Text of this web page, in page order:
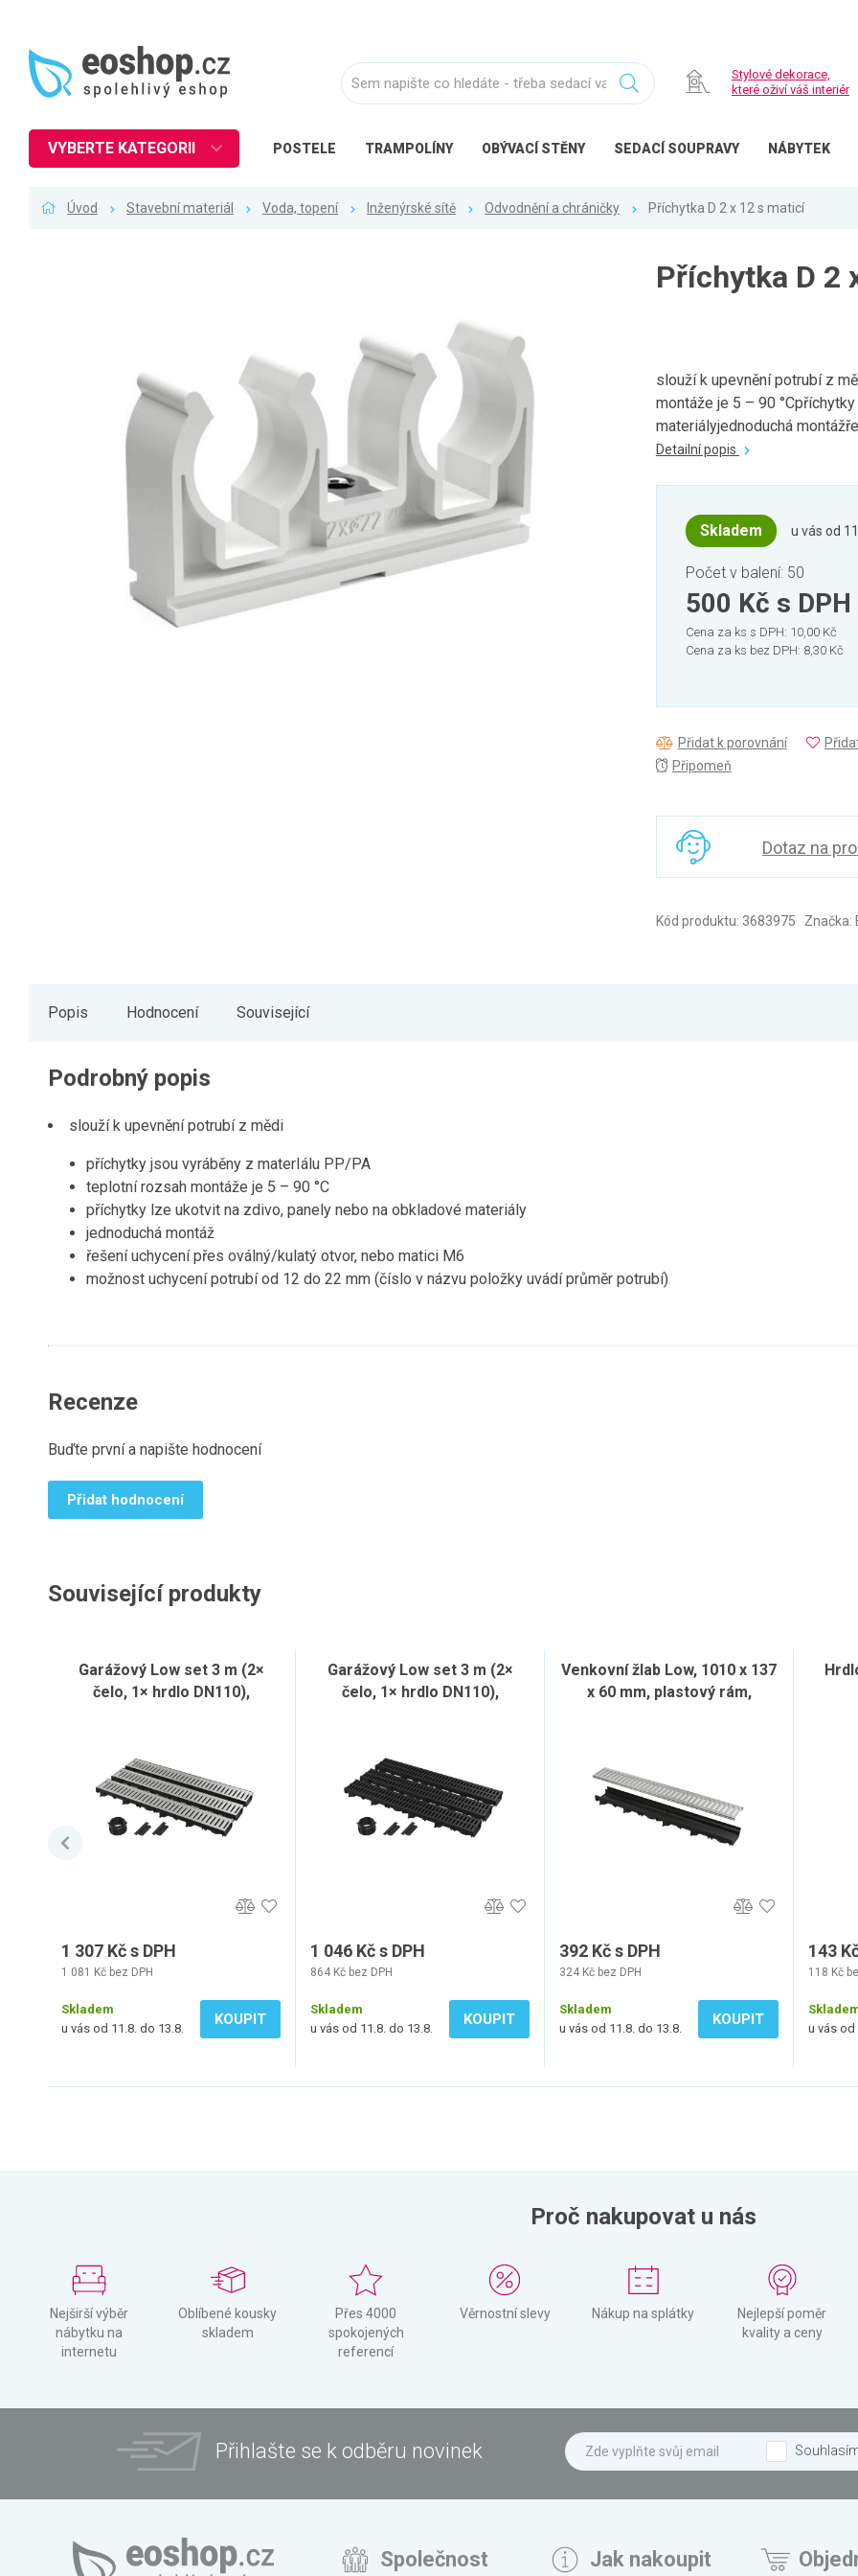
Stylové dekorace,
které oživí váš interiér
POSTELE TRAMPOLÍNY OBÝVACÍ STĚNY SEDACÍ SOUPRAVY NÁBYTEK
VYBERTE KATEGORII
Pracovna a kancelář
Textil, koberce
Svítidla, žárovky
Úvod Stavební materiál Voda, topení Inženýrské sítě Odvodnění a chráničky Příchytka D 2 x 12 s maticí
Příchytka D 2
slouží k upevnění potrubí z
montáže je 5 – 90
materiályjednoduchá
Detailní popis
Skladem u vás od
Počet v balení: 50
500 Kč s DPH
Cena za ks s DPH: 10,00 Kč
Cena za ks bez DPH: 8,30 Kč
Přidat k porovnání
Připomeň
Dotaz na
Kód produktu: 3683975 Značka:
Popis Hodnocení Související
Podrobný popis
slouží k upevnění potrubí z mědi
příchytky jsou vyráběny z materIálu PP/PA
teplotní rozsah montáže je 5 – 90 °C
příchytky lze ukotvit na zdivo, panely nebo na obkladové materiály
jednoduchá montáž
řešení uchycení přes oválný/kulatý otvor, nebo matici M6
možnost uchycení potrubí od 12 do 22 mm (číslo v názvu položky uvádí průměr potrubí)
Recenze
Buďte první a napište hodnocení
Přidat hodnocení
Související produkty
Garážový Low set 3 m (2×
čelo, 1× hrdlo DN110),
1 307 Kč s DPH
1 081 Kč bez DPH
Skladem
u vás od 11.8. do 13.8.
KOUPIT
Garážový Low set 3 m (2×
čelo, 1× hrdlo DN110),
1 046 Kč s DPH
864 Kč bez DPH
Skladem
u vás od 11.8. do 13.8.
KOUPIT
Venkovní žlab Low, 1010 x 137
x 60 mm, plastový rám,
392 Kč s DPH
324 Kč bez DPH
Skladem
u vás od 11.8. do 13.8.
KOUPIT
143
118 Kč
u vás od
Proč nakupovat u nás
Nejširší výběr
nábytku na
internetu
Oblíbené kousky
skladem
Přes 4000
spokojených
referencí
Věrnostní slevy Nákup na splátky
Nejlepší poměr
kvality a ceny
Přihlašte se k odběru novinek
Společnost Jak nakoupit